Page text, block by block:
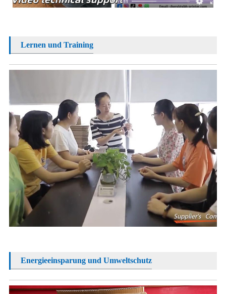
Lernen und Training
Energieeinsparung und Umweltschutz